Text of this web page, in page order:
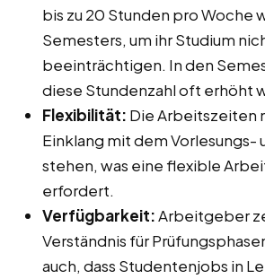
bis zu 20 Stunden pro Woche
Semesters, um ihr Studium
beeinträchtigen. In den
diese Stundenzahl oft erhöht
Flexibilität: Die Arbeitszeiten
Einklang mit dem Vorlesungs-
stehen, was eine flexible
erfordert.
Verfügbarkeit:Arbeitgeber
Verständnis für
auch, dass Studentenjobs in